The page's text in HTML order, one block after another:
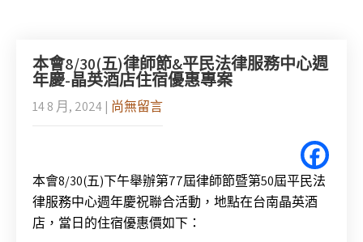
本會8/30(五)律師節&平民法律服務中心週
年慶-晶英酒店住宿優惠專案
14 8 月, 2024 | 尚無留言
本會8/30(五)下午舉辦第77屆律師節暨第50屆平民法
律服務中心週年慶祝聯合活動，地點在台南晶英酒
店，當日的住宿優惠價如下：